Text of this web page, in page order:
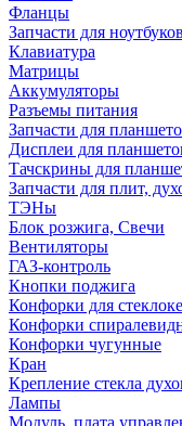
Фланцы
Запчасти для ноутбуков
Клавиатура
Матрицы
Аккумуляторы
Разъемы питания
Запчасти для
Дисплеи для
Тачскрины для
Запчасти для плит,
ТЭНы
Блок розжига, Свечи
Вентиляторы
ГАЗ-контроль
Кнопки поджига
Конфорки для
Конфорки
Конфорки чугунные
Кран
Крепление стекла
Лампы
Модуль, плата